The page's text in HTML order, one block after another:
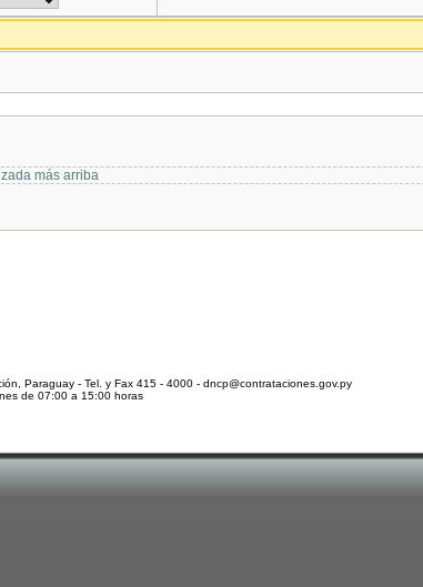
más arriba
Paraguay - Tel. y Fax 415 - 4000 - dncp@contrataciones.gov.py
de 07:00 a 15:00 horas